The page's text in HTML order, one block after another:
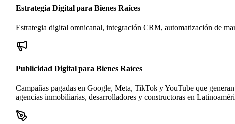
Estrategia Digital para Bienes Raíces
Estrategia digital omnicanal, integración CRM, automatización de
Publicidad Digital para Bienes Raíces
Campañas pagadas en Google, Meta, TikTok y YouTube que
agencias inmobiliarias, desarrolladores y constructoras en